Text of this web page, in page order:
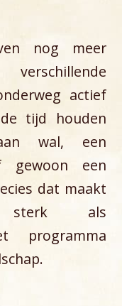
nog meer
actief
tijd houden
wal, een
gewoon een
dat maakt
als
programma